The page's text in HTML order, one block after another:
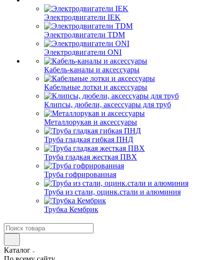
Электродвигатели IEK
Электродвигатели TDM
Электродвигатели ONI
Кабель-каналы и аксессуары
Кабельные лотки и аксессуары
Клипсы, дюбели, аксессуары для труб
Металлорукав и аксессуары
Труба гладкая гибкая ПНД
Труба гладкая жесткая ПВХ
Труба гофрированная
Труба из стали, оцинк.стали и алюминия
Трубка Кембрик
Каталог